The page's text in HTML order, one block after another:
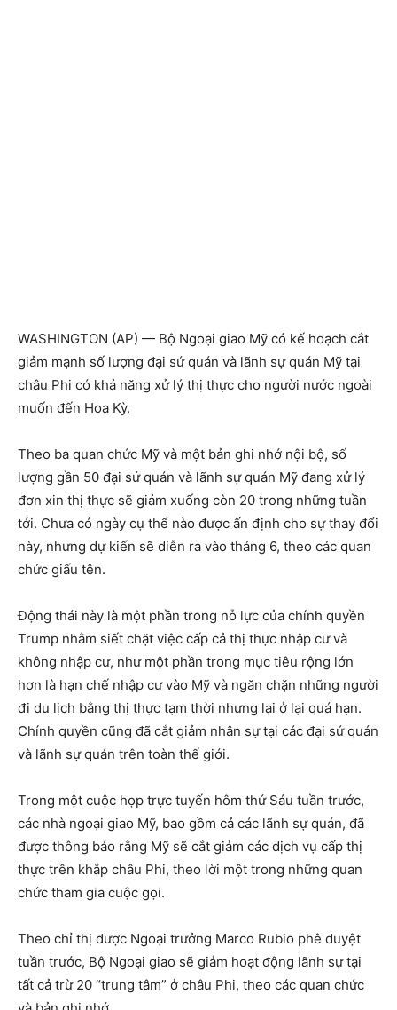
WASHINGTON (AP) — Bộ Ngoại giao Mỹ có kế hoạch cắt
giảm mạnh số lượng đại sứ quán và lãnh sự quán Mỹ tại
châu Phi có khả năng xử lý thị thực cho người nước ngoài
muốn đến Hoa Kỳ.
Theo ba quan chức Mỹ và một bản ghi nhớ nội bộ, số
lượng gần 50 đại sứ quán và lãnh sự quán Mỹ đang xử lý
đơn xin thị thực sẽ giảm xuống còn 20 trong những tuần
tới. Chưa có ngày cụ thể nào được ấn định cho sự thay đổi
này, nhưng dự kiến ​​sẽ diễn ra vào tháng 6, theo các quan
chức giấu tên.
Động thái này là một phần trong nỗ lực của chính quyền
Trump nhằm siết chặt việc cấp cả thị thực nhập cư và
không nhập cư, như một phần trong mục tiêu rộng lớn
hơn là hạn chế nhập cư vào Mỹ và ngăn chặn những người
đi du lịch bằng thị thực tạm thời nhưng lại ở lại quá hạn.
Chính quyền cũng đã cắt giảm nhân sự tại các đại sứ quán
và lãnh sự quán trên toàn thế giới.
Trong một cuộc họp trực tuyến hôm thứ Sáu tuần trước,
các nhà ngoại giao Mỹ, bao gồm cả các lãnh sự quán, đã
được thông báo rằng Mỹ sẽ cắt giảm các dịch vụ cấp thị
thực trên khắp châu Phi, theo lời một trong những quan
chức tham gia cuộc gọi.
Theo chỉ thị được Ngoại trưởng Marco Rubio phê duyệt
tuần trước, Bộ Ngoại giao sẽ giảm hoạt động lãnh sự tại
tất cả trừ 20 “trung tâm” ở châu Phi, theo các quan chức